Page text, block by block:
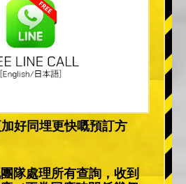
好同埋更快嘅預訂方
隊處理所有查詢，收到